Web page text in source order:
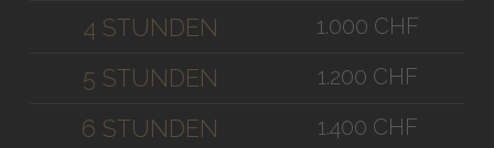
4 STUNDEN 1.000 CHF
5 STUNDEN 1.200 CHF
6 STUNDEN 1.400 CHF